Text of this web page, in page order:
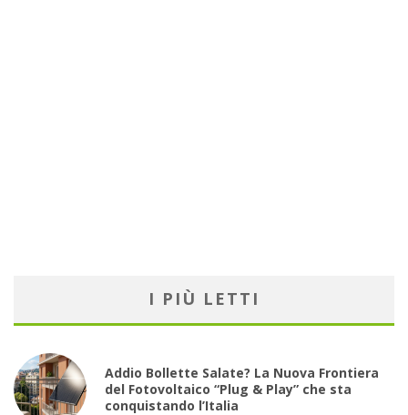
I PIÙ LETTI
Addio Bollette Salate? La Nuova Frontiera
del Fotovoltaico “Plug & Play” che sta
conquistando l’Italia